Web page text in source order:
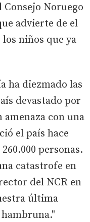
Noruego
advierte de el
niños que ya
ha diezmado las
devastado por
con una
el país hace
personas.
catastrofe en
del NCR en
última